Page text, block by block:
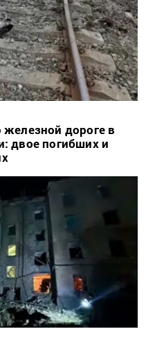
дороге в
двое погибших и